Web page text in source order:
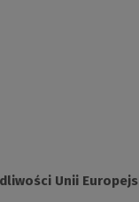
Unii